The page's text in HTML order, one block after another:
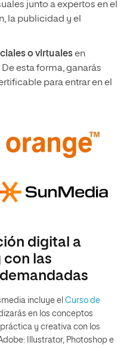
junto a expertos en el
la publicidad y el
o virtualesen
esta forma, ganarás
para entrar en el
digital a
con las
incluye el Curso de
en los conceptos
y creativa con los
Illustrator, Photoshop e